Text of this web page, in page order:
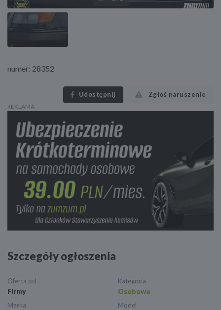
numer: 28352
Udostępnij Zgłoś naruszenie
REKLAMA
Szczegóły ogłoszenia
Oferta od
Firmy
Kategoria
Osobowe
Marka Model